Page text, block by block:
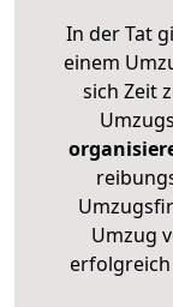
In der Tat
einem
sich Zeit
Umzugs
Umzug